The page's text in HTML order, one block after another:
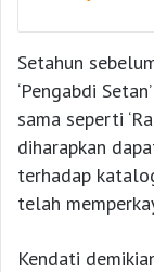
Setahun
‘Pengabdi
sama seperti
diharapkan
terhadap
telah
Kendati